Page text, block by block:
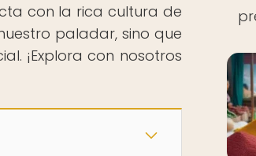
con la rica cultura de
paladar, sino que
¡Explora con nosotros